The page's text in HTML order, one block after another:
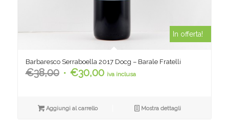
Barbaresco Serraboella 2017 Docg – Barale Fratelli
€38,00 Il
era:
€30,00Iliva inclusa
In offerta!
Aggiungi al carrello Mostra dettagli